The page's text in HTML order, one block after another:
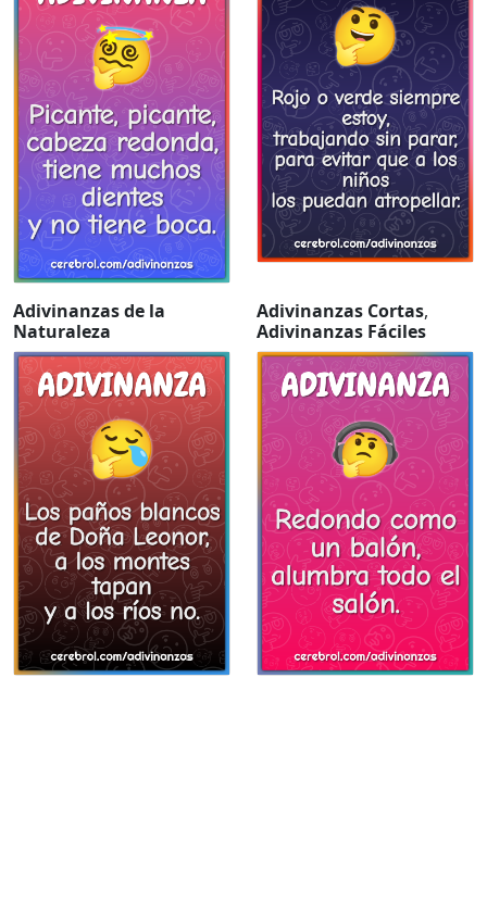
Adivinanzas de la
Naturaleza
Adivinanzas Cortas,
Adivinanzas Fáciles